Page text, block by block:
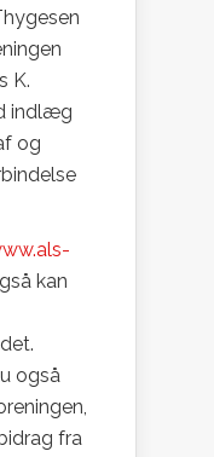
K.
indlæg
og
kan
også
fra